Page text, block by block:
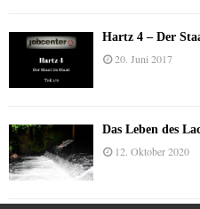
Hartz 4 – Der
20. Juni 2017
Das Leben des
12. Oktober 2020